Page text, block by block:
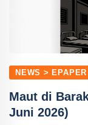
NEWS > EPAPER
Maut di
Juni 2026)